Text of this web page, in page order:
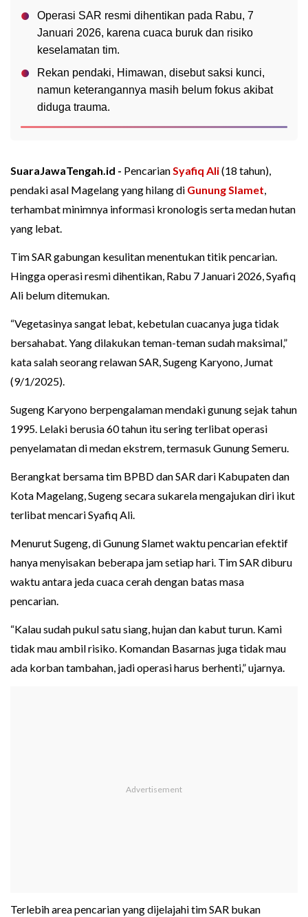
Operasi SAR resmi dihentikan pada Rabu, 7
Januari 2026, karena cuaca buruk dan risiko
keselamatan tim.
Rekan pendaki, Himawan, disebut saksi kunci,
namun keterangannya masih belum fokus akibat
diduga trauma.
SuaraJawaTengah.id - PencarianSyafiq Ali(18 tahun),
pendaki asal Magelang yang hilang di Gunung Slamet,
terhambat minimnya informasi kronologis serta medan hutan
yang lebat.
Tim SAR gabungan kesulitan menentukan titik pencarian.
Hingga operasi resmi dihentikan, Rabu 7 Januari 2026, Syafiq
Ali belum ditemukan.
“Vegetasinya sangat lebat, kebetulan cuacanya juga tidak
bersahabat. Yang dilakukan teman-teman sudah maksimal,”
kata salah seorang relawan SAR, Sugeng Karyono, Jumat
(9/1/2025).
Sugeng Karyono berpengalaman mendaki gunung sejak tahun
1995. Lelaki berusia 60 tahun itu sering terlibat operasi
penyelamatan di medan ekstrem, termasuk Gunung Semeru.
Berangkat bersama tim BPBD dan SAR dari Kabupaten dan
Kota Magelang, Sugeng secara sukarela mengajukan diri ikut
terlibat mencari Syafiq Ali.
Menurut Sugeng, di Gunung Slamet waktu pencarian efektif
hanya menyisakan beberapa jam setiap hari. Tim SAR diburu
waktu antara jeda cuaca cerah dengan batas masa
pencarian.
“Kalau sudah pukul satu siang, hujan dan kabut turun. Kami
tidak mau ambil risiko. Komandan Basarnas juga tidak mau
ada korban tambahan, jadi operasi harus berhenti,” ujarnya.
Terlebih area pencarian yang dijelajahi tim SAR bukan